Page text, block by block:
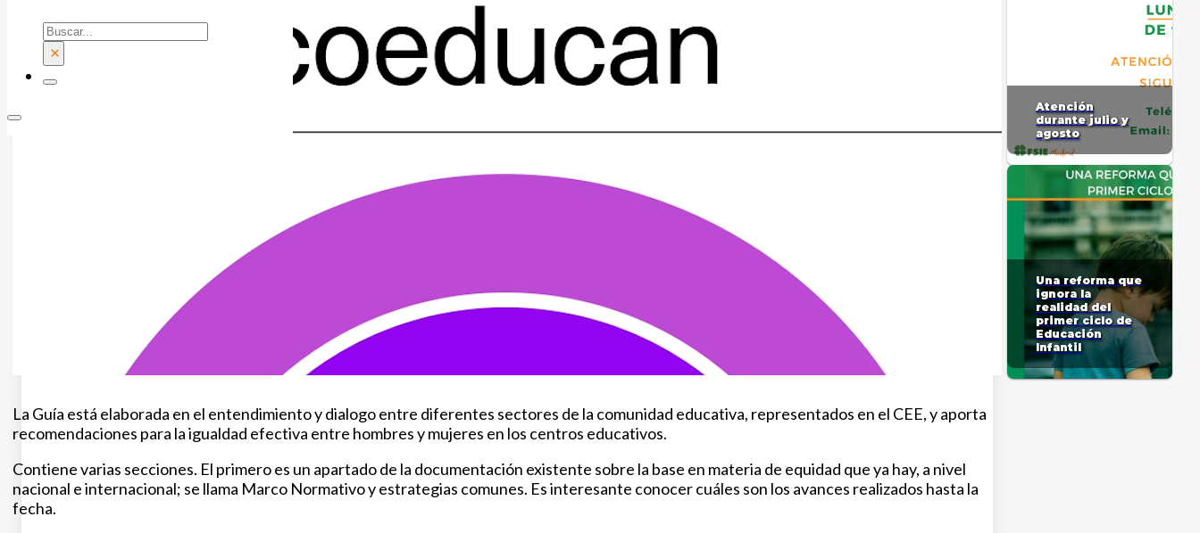
Buscar
×
La Guía está elaborada en el entendimiento y dialogo entre diferentes sectores de la comunidad educativa, representados en el CEE, y aporta
recomendaciones para la igualdad efectiva entre hombres y mujeres en los centros educativos.
Contiene varias secciones. El primero es un apartado de la documentación existente sobre la base en materia de equidad que ya hay, a nivel
nacional e internacional; se llama Marco Normativo y estrategias comunes. Es interesante conocer cuáles son los avances realizados hasta la
fecha.
Atención
durante julio y
agosto
Una reforma que
ignora la
realidad del
primer ciclo de
Educación
Infantil